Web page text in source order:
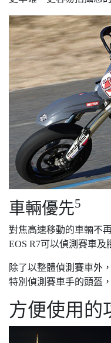
車輛優先5
對焦高速移動的車輛不
EOS R7可以偵測賽車及
除了以整體偵測賽車外
特別偵測賽車手的頭盔
方便使用的